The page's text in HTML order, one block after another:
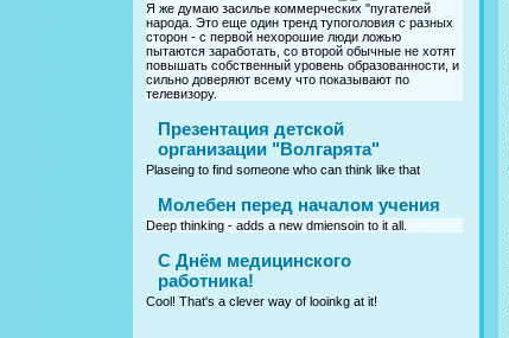
Я же думаю засилье коммерческих "пугателей
народа. Это еще один тренд тупоголовия с разных
сторон - с первой нехорошие люди ложью
пытаются заработать, со второй обычные не хотят
повышать собственный уровень образованности, и
сильно доверяют всему что показывают по
телевизору.
Презентация детской
организации "Волгарята"
Plaseing to find someone who can think like that
Молебен перед началом учения
Deep thinking - adds a new dmiensoin to it all.
C Днём медицинского
работника!
Cool! That's a clever way of looinkg at it!